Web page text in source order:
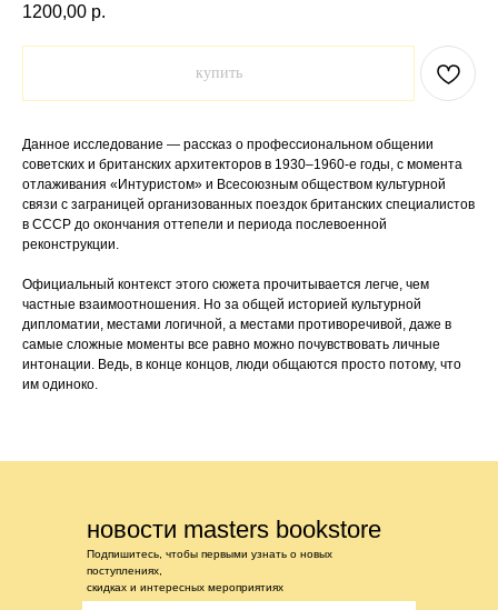
1200,00 р.
купить
Данное исследование — рассказ о профессиональном общении
советских и британских архитекторов в 1930–1960-е годы, с момента
отлаживания «Интуристом» и Всесоюзным обществом культурной
связи с заграницей организованных поездок британских специалистов
в СССР до окончания оттепели и периода послевоенной
реконструкции.
Официальный контекст этого сюжета прочитывается легче, чем
частные взаимоотношения. Но за общей историей культурной
дипломатии, местами логичной, а местами противоречивой, даже в
самые сложные моменты все равно можно почувствовать личные
интонации. Ведь, в конце концов, люди общаются просто потому, что
им одиноко.
новости masters bookstore
Подпишитесь, чтобы первыми узнать о новых
поступлениях,
скидках и интересных мероприятиях